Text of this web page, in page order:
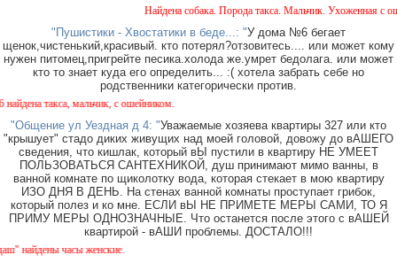
Найдена собака. Порода такса. Мальчик. Ухоженная с
"Пушистики - Хвостатики в беде...: "У дома №6 бегает
щенок,чистенький,красивый. кто потерял?отзовитесь.... или может кому
нужен питомец,пригрейте песика.холода же.умрет бедолага. или может
кто то знает куда его определить... :( хотела забрать себе но
родственники категорически против.
такса, мальчик, с ошейником.
"Общение ул Уездная д 4: "Уважаемые хозяева квартиры 327 или кто
"крышует" стадо диких живущих над моей головой, довожу до вАШЕГО
сведения, что кишлак, который вЫ пустили в квартиру НЕ УМЕЕТ
ПОЛЬЗОВАТЬСЯ САНТЕХНИКОЙ, душ принимают мимо ванны, в
ванной комнате по щиколотку вода, которая стекает в мою квартиру
ИЗО ДНЯ В ДЕНЬ. На стенах ванной комнаты проступает грибок,
который полез и ко мне. ЕСЛИ вЫ НЕ ПРИМЕТЕ МЕРЫ САМИ, ТО Я
ПРИМУ МЕРЫ ОДНОЗНАЧНЫЕ. Что останется после этого с вАШЕЙ
квартирой - вАШИ проблемы. ДОСТАЛО!!!
часы женские.